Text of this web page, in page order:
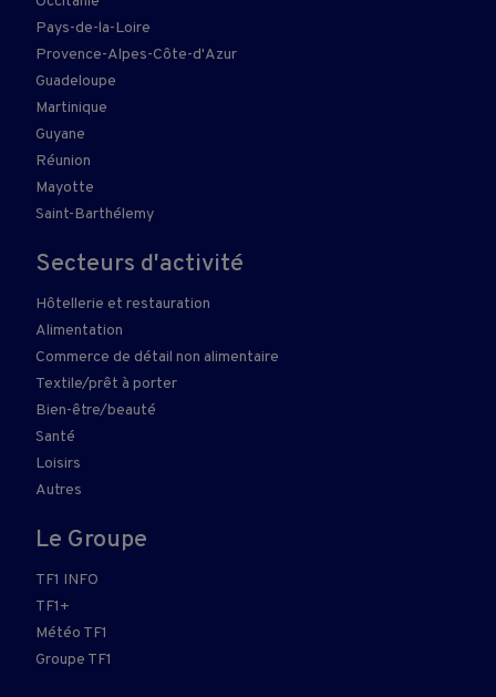
Pays-de-la-Loire
Provence-Alpes-Côte-d'Azur
Guadeloupe
Martinique
Guyane
Réunion
Mayotte
Saint-Barthélemy
Secteurs d'activité
Hôtellerie et restauration
Alimentation
Commerce de détail non alimentaire
Textile/prêt à porter
Bien-être/beauté
Santé
Loisirs
Autres
Le Groupe
TF1 INFO
TF1+
Météo TF1
Groupe TF1